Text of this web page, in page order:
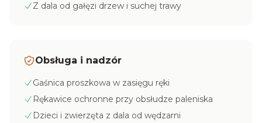
Z dala od gałęzi drzew i suchej trawy
Obsługa i nadzór
Gaśnica proszkowa w zasięgu ręki
Rękawice ochronne przy obsłudze paleniska
Dzieci i zwierzęta z dala od wędzarni